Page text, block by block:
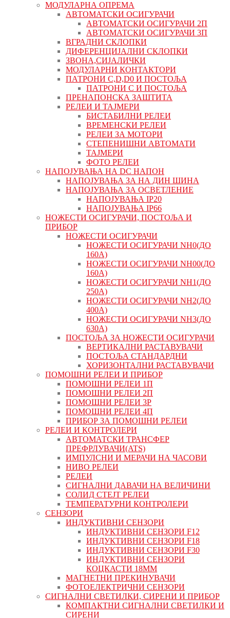
МОДУЛАРНА ОПРЕМА
АВТОМАТСКИ ОСИГУРАЧИ
АВТОМАТСКИ ОСИГУРАЧИ 2П
АВТОМАТСКИ ОСИГУРАЧИ 3П
ВГРАДНИ СКЛОПКИ
ДИФЕРЕНЦИЈАЛНИ СКЛОПКИ
ЗВОНА,СИЈАЛИЧКИ
МОДУЛАРНИ КОНТАКТОРИ
ПАТРОНИ C,D,D0 И ПОСТОЉА
ПАТРОНИ C И ПОСТОЉА
ПРЕНАПОНСКА ЗАШТИТА
РЕЛЕИ И ТАЈМЕРИ
БИСТАБИЛНИ РЕЛЕИ
ВРЕМЕНСКИ РЕЛЕИ
РЕЛЕИ ЗА МОТОРИ
СТЕПЕНИШНИ АВТОМАТИ
ТАЈМЕРИ
ФОТО РЕЛЕИ
НАПОЈУВАЊА НА DC НАПОН
НАПОЈУВАЊА ЗА НА ДИН ШИНА
НАПОЈУВАЊА ЗА ОСВЕТЛЕНИЕ
НАПОЈУВАЊА IP20
НАПОЈУВАЊА IP66
НОЖЕСТИ ОСИГУРАЧИ, ПОСТОЉА И
ПРИБОР
НОЖЕСТИ ОСИГУРАЧИ
НОЖЕСТИ ОСИГУРАЧИ NH0(ДО
160А)
НОЖЕСТИ ОСИГУРАЧИ NH00(ДО
160А)
НОЖЕСТИ ОСИГУРАЧИ NH1(ДО
250А)
НОЖЕСТИ ОСИГУРАЧИ NH2(ДО
400А)
НОЖЕСТИ ОСИГУРАЧИ NH3(ДО
630А)
ПОСТОЉА ЗА НОЖЕСТИ ОСИГУРАЧИ
ВЕРТИКАЛНИ РАСТАВУВАЧИ
ПОСТОЉА СТАНДАРДНИ
ХОРИЗОНТАЛНИ РАСТАВУВАЧИ
ПОМОШНИ РЕЛЕИ И ПРИБОР
ПОМОШНИ РЕЛЕИ 1П
ПОМОШНИ РЕЛЕИ 2П
ПОМОШНИ РЕЛЕИ 3P
ПОМОШНИ РЕЛЕИ 4П
ПРИБОР ЗА ПОМОШНИ РЕЛЕИ
РЕЛЕИ И КОНТРОЛЕРИ
АВТОМАТСКИ ТРАНСФЕР
ПРЕФРЛУВАЧИ(ATS)
ИМПУЛСНИ И МЕРАЧИ НА ЧАСОВИ
НИВО РЕЛЕИ
РЕЛЕИ
СИГНАЛНИ ДАВАЧИ НА ВЕЛИЧИНИ
СОЛИД СТЕЈТ РЕЛЕИ
ТЕМПЕРАТУРНИ КОНТРОЛЕРИ
СЕНЗОРИ
ИНДУКТИВНИ СЕНЗОРИ
ИНДУКТИВНИ СЕНЗОРИ F12
ИНДУКТИВНИ СЕНЗОРИ F18
ИНДУКТИВНИ СЕНЗОРИ F30
ИНДУКТИВНИ СЕНЗОРИ
КОЦКАСТИ 18ММ
МАГНЕТНИ ПРЕКИНУВАЧИ
ФОТОЕЛЕКТРИЧНИ СЕНЗОРИ
СИГНАЛНИ СВЕТИЛКИ, СИРЕНИ И ПРИБОР
КОМПАКТНИ СИГНАЛНИ СВЕТИЛКИ И
СИРЕНИ